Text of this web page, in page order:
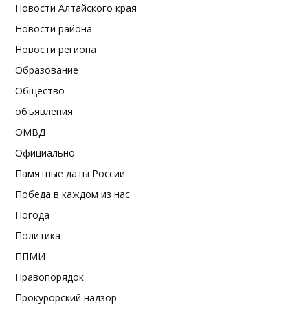
Новости Алтайского края
Новости района
Новости региона
Образование
Общество
объявления
ОМВД
Официально
Памятные даты России
Победа в каждом из нас
Погода
Политика
ППМИ
Правопорядок
Прокурорский надзор